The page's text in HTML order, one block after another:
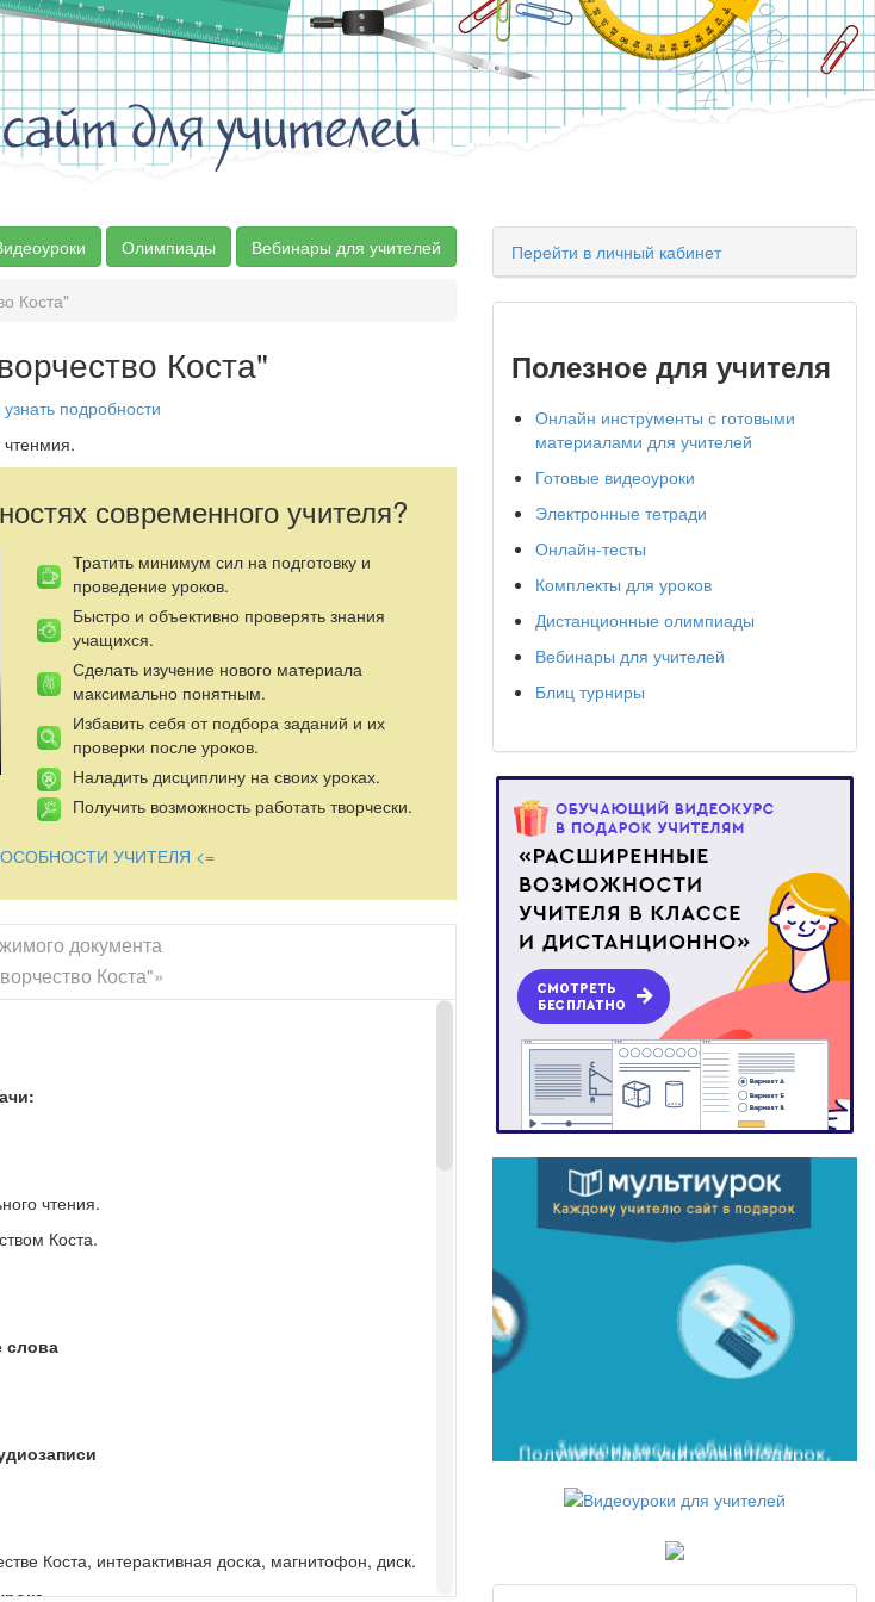
для учителей
Олимпиады Вебинары для учителей
Коста"
Коста"
чтенмия.
современного учителя?
Тратить минимум сил на подготовку и
проведение уроков.
Быстро и объективно проверять знания
учащихся.
Сделать изучение нового материала
максимально понятным.
Избавить себя от подбора заданий и их
проверки после уроков.
Наладить дисциплину на своих уроках.
Получить возможность работать творчески.
УЧИТЕЛЯ <=
документа
Коста"»
:
чтения.
Коста.
Коста, интерактивная доска, магнитофон, диск.
Перейти в личный кабинет
Полезное для учителя
Онлайн инструменты с готовыми
материалами для учителей
Готовые видеоуроки
Электронные тетради
Онлайн-тесты
Комплекты для уроков
Дистанционные олимпиады
Вебинары для учителей
Блиц турниры